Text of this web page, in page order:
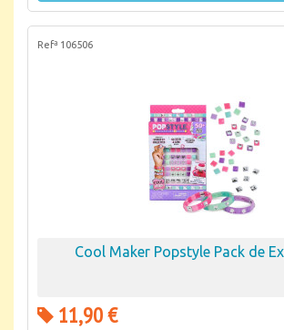
Refª 106506
Cool Maker Popstyle Pack de
11,90 €